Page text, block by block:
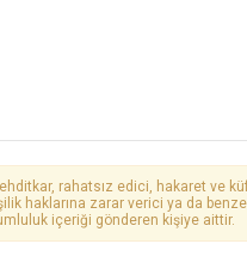
rahatsız edici, hakaret ve
haklarına zarar verici ya da
içeriği gönderen kişiye aittir.